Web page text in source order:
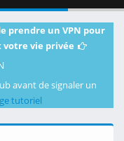
prendre un VPN pour
vie privée
avant de signaler un
tutoriel